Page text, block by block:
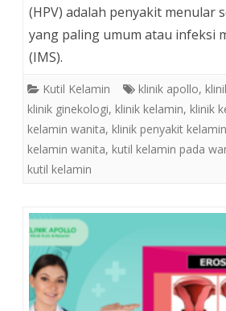
(HPV) adalah penyakit menular
yang paling umum atau infeksi
(IMS).
Kutil Kelamin klinik apollo,
klinik ginekologi, klinik kelamin, klinik
kelamin wanita, klinik penyakit kelamin
kelamin wanita, kutil kelamin pada
kutil kelamin